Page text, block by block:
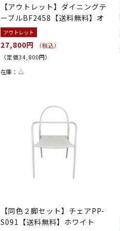
【アウトレット】ダイニングテ
ーブルBF2458【送料無料】オ
ーク
アウトレット
27,800円
（税込）
（定価34,800円）
在庫： △
【同色２脚セット】チェアPP-
S091【送料無料】ホワイト